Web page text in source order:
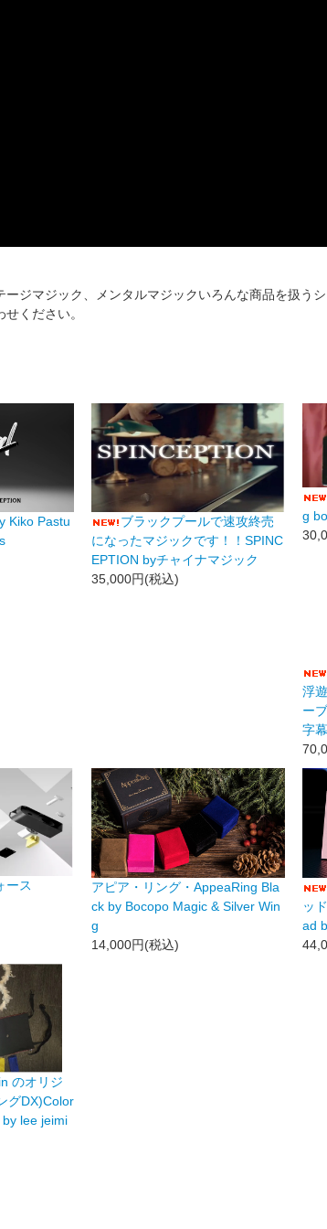
ジマジック、メンタルマジックいろんな商品を扱うシ
ください。
Kiko Pastu
ブラックプールで速攻終売
になったマジックです！！SPINC
EPTION byチャイナマジック
35,000円(税込)
g
浮
ー
字
ース
アピア・リング・AppeaRing Bla
ck by Bocopo Magic & Silver Win
g
14,000円(税込)
ッ
ad
のオリジ
グDX)Color
lee jeimi